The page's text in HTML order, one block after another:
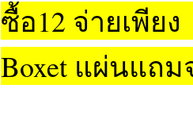
ซื้อ12 จ่ายเพีย
Boxet แผ่นแถ